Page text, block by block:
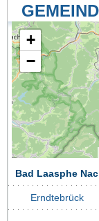
+
−
Bad Laasphe
Erndtebrück